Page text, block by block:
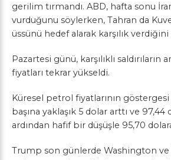
gerilim tırmandı. ABD, hafta sonu
vurduğunu söylerken, Tahran da
üssünü hedef alarak karşılık verdiğini
Pazartesi günü, karşılıklı saldırıların
fiyatları tekrar yükseldi.
Küresel petrol fiyatlarının
başına yaklaşık 5 dolar arttı ve 97,44
ardından hafif bir düşüşle 95,70
Trump son günlerde Washington ve